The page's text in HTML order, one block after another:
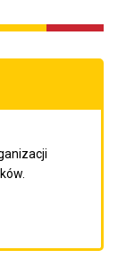
do następnego